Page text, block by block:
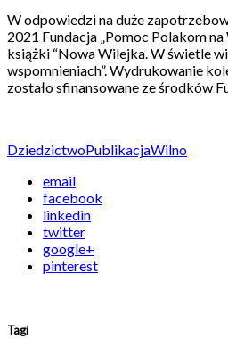
W odpowiedzi na duże
2021 Fundacja „Pomoc Polakom
książki “Nowa Wilejka. W świetle
wspomnieniach”. Wydrukowanie
zostało sfinansowane ze środków
DziedzictwoPublikacjaWilno
email
facebook
linkedin
twitter
google+
pinterest
Tagi